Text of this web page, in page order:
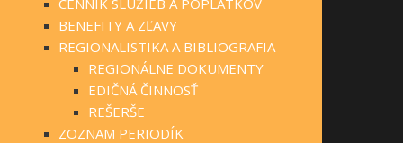
CENNÍK SLUŽIEB A POPLATKOV
BENEFITY A ZĽAVY
REGIONALISTIKA A BIBLIOGRAFIA
REGIONÁLNE DOKUMENTY
EDIČNÁ ČINNOSŤ
REŠERŠE
ZOZNAM PERIODÍK